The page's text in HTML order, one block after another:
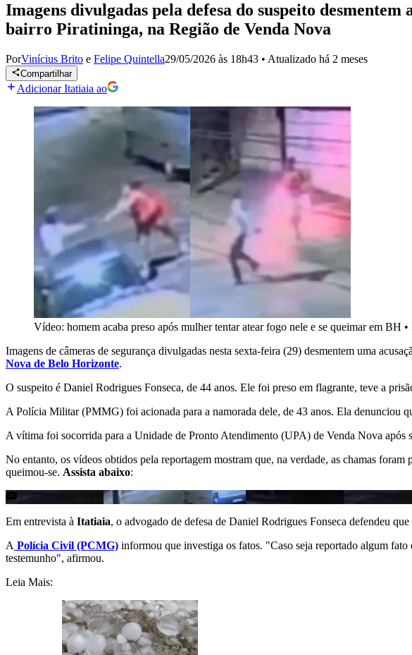
Imagens divulgadas pela defesa do suspeito
bairro Piratininga, na Região de Venda Nova
PorVinícius Brito e Felipe Quintella29/05/2026 às 18h43 • Atualizado há 2 meses
Compartilhar
Adicionar Itatiaia ao
Vídeo: homem acaba preso após mulher tentar atear fogo nele e se queimar em BH •
Imagens de câmeras de segurança divulgadas nesta sexta-feira (29) desmentem uma
Nova de Belo Horizonte.
O suspeito é Daniel Rodrigues Fonseca, de 44 anos. Ele foi preso em flagrante, teve a
A Polícia Militar (PMMG) foi acionada para a namorada dele, de 43 anos. Ela denunciou
A vítima foi socorrida para a Unidade de Pronto Atendimento (UPA) de Venda Nova após
No entanto, os vídeos obtidos pela reportagem mostram que, na verdade, as chamas
queimou-se. Assista abaixo:
Em entrevista à Itatiaia, o advogado de defesa de Daniel Rodrigues Fonseca defendeu
A Polícia Civil (PCMG) informou que investiga os fatos. "Caso seja reportado algum
testemunho", afirmou.
Leia Mais: